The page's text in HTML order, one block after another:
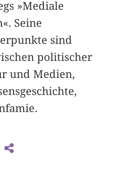
»Mediale
Seine
sind
politischer
und Medien,